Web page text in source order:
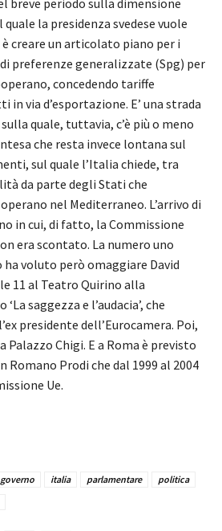
breve periodo sulla dimensione
la presidenza svedese vuole
creare un articolato piano per i
preferenze generalizzate (Spg) per
concedendo tariffe
via d’esportazione. E’ una strada
quale, tuttavia, c’è più o meno
che resta invece lontana sul
sul quale l’Italia chiede, tra
da parte degli Stati che
nel Mediterraneo. L’arrivo di
in cui, di fatto, la Commissione
era scontato. La numero uno
ha voluto però omaggiare David
11 al Teatro Quirino alla
saggezza e l’audacia’, che
presidente dell’Eurocamera. Poi,
Chigi. E a Roma è previsto
Romano Prodi che dal 1999 al 2004
Ue.
governo italia parlamentare
politica